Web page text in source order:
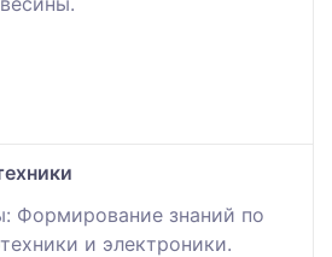
Формирование знаний по
и электроники.